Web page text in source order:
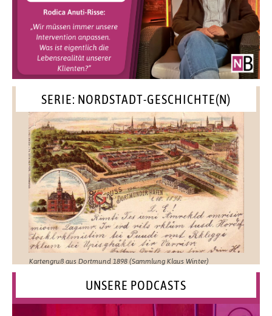
SERIE: NORDSTADT-GESCHICHTE(N)
Kartengruß aus Dortmund 1898 (Sammlung Klaus Winter)
UNSERE PODCASTS